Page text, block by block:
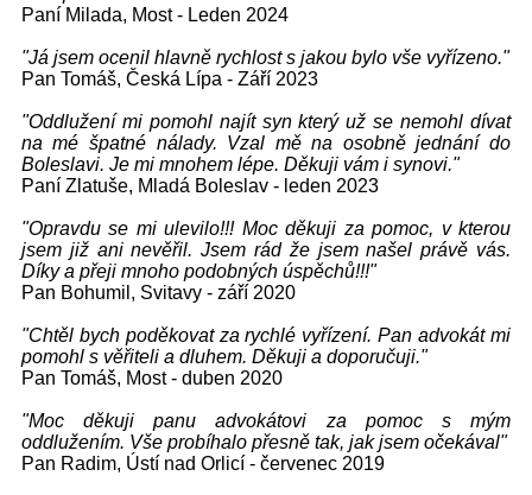
Paní Milada, Most - Leden 2024
"Já jsem ocenil hlavně rychlost s jakou bylo vše vyřízeno."
Pan Tomáš, Česká Lípa - Září 2023
"Oddlužení mi pomohl najít syn který už se nemohl dívat
na mé špatné nálady. Vzal mě na osobně jednání do
Boleslavi. Je mi mnohem lépe. Děkuji vám i synovi."
Paní Zlatuše, Mladá Boleslav - leden 2023
"Opravdu se mi ulevilo!!! Moc děkuji za pomoc, v kterou
jsem již ani nevěřil. Jsem rád že jsem našel právě vás.
Díky a přeji mnoho podobných úspěchů!!!"
Pan Bohumil, Svitavy - září 2020
"Chtěl bych poděkovat za rychlé vyřízení. Pan advokát mi
pomohl s věřiteli a dluhem. Děkuji a doporučuji."
Pan Tomáš, Most - duben 2020
"Moc děkuji panu advokátovi za pomoc s mým
oddlužením. Vše probíhalo přesně tak, jak jsem očekával"
Pan Radim, Ústí nad Orlicí - červenec 2019